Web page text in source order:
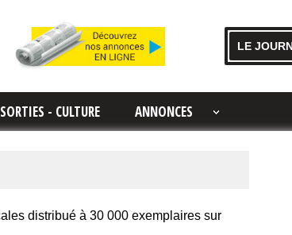
LE
SORTIES - CULTURE ANNONCES
distribué à 30 000 exemplaires sur